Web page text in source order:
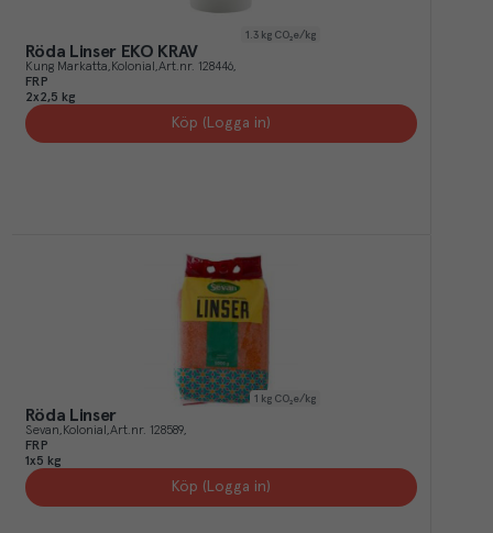
1.3 kg CO₂e/kg
Röda Linser EKO KRAV
Kung Markatta Kolonial Art.nr. 128446
FRP
2x2,5 kg
Köp (Logga in)
1 kg CO₂e/kg
Röda Linser
Sevan Kolonial Art.nr. 128589
FRP
1x5 kg
Köp (Logga in)